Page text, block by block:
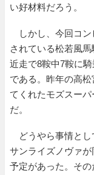
い好材料だろう。
しかし、今回コン
されている松若風馬
近走で8鞍中7鞍に
である。昨年の高
てくれたモズスー
だ。
どうやら事情とし
サンライズノヴァ
予定があった。そ